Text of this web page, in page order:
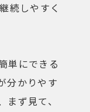
続しやすく
単にできる
分かりやす
ず見て、